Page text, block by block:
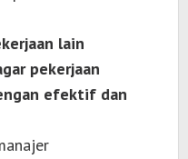
lain
pekerjaan
efektif dan